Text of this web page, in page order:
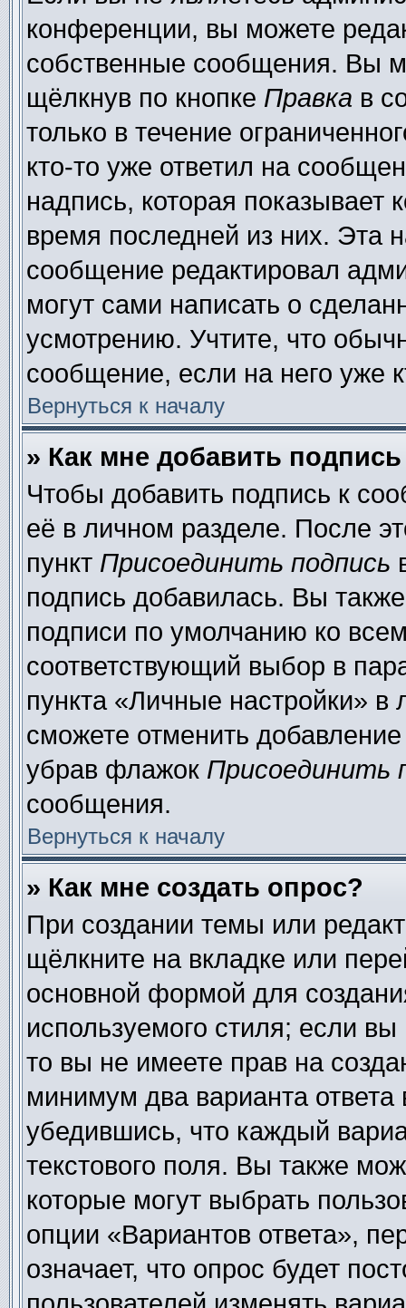
конференции, вы можете
собственные сообщения. Вы
щёлкнув по кнопке Правка в
только в течение
кто-то уже ответил на
надпись, которая показывает
время последней из них. Эта
сообщение редактировал
могут сами написать о
усмотрению. Учтите, что
сообщение, если на него уже
Вернуться к началу
» Как мне добавить
Чтобы добавить подпись к
её в личном разделе. После
пункт Присоединить подпись
подпись добавилась. Вы
подписи по умолчанию ко
соответствующий выбор в
пункта «Личные настройки»
сможете отменить
убрав флажок Присоединить
сообщения.
Вернуться к началу
» Как мне создать опрос?
При создании темы или
щёлкните на вкладке или
основной формой для
используемого стиля; если
то вы не имеете прав на
минимум два варианта
убедившись, что каждый
текстового поля. Вы также
которые могут выбрать
опции «Вариантов ответа»,
означает, что опрос будет